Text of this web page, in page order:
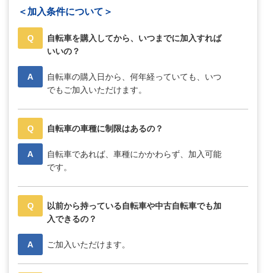
＜加入条件について＞
Q
自転車を購入してから、いつまでに加入すれば
いいの？
A
自転車の購入日から、何年経っていても、いつ
でもご加入いただけます。
Q 自転車の車種に制限はあるの？
A
自転車であれば、車種にかかわらず、加入可能
です。
Q
以前から持っている自転車や中古自転車でも加
入できるの？
A ご加入いただけます。